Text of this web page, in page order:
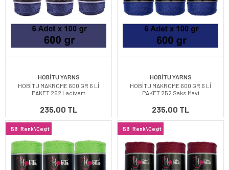
HOBİTU YARNS
HOBİTU MAKROME 600 GR 6 Lİ
PAKET 262 Lacivert
235,00 TL
HOBİTU YARNS
HOBİTU MAKROME 600 GR 6 Lİ
PAKET 252 Saks Mavi
235,00 TL
58 Renk\Çeşit 58 Renk\Çeşit